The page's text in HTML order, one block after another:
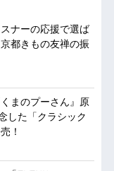
ナーの応援で選ば
都きもの友禅の振
まのプーさん』原
した「クラシック
！